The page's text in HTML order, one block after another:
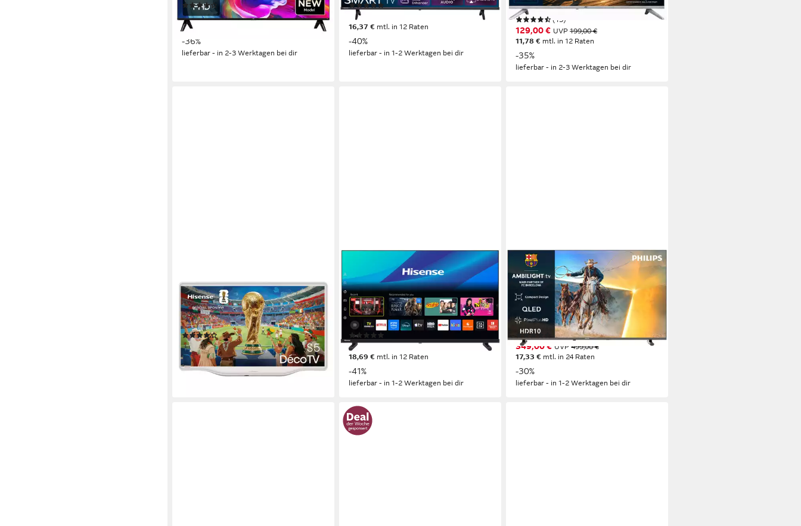
(5)
159,99 € UVP249,00 €
14,61 €
-36%
lieferbar - in 2-3 Werktagen bei dir
(2)
179,24 €
16,37 € mtl. in 12 Raten
-40%
lieferbar - in 1-2 Werktagen bei dir
Produktdatenblatt
(13)
129,00 € UVP199,00 €
11,78 € mtl. in 12 Raten
-35%
lieferbar - in 2-3 Werktagen bei dir
80 cm/32 Zoll Diagonale
QLED Bildschirmtechnologie
Full HD Auflösung
Produktdatenblatt
(1)
302,28 € UVP399,00 €
15,01 €mtl. in 24 Raten
-24%
32A5DS QLED-Fernseher
80 cm/32 Zoll Diagonale
QLED Bildschirmtechnologie
Full HD Auflösung
Produktdatenblatt
204,68 €
349,00 €
18,69 € mtl. in 12 Raten
-41%
lieferbar - in 1-2 Werktagen bei dir
PHILIPS
32PQS6901/12 QLED-Fernseher
80 cm/32 Zoll Diagonale
QLED Bildschirmtechnologie
Full HD
Auflösung
Produktdatenblatt
(2)
349,00 € UVP499,00 €
17,33 € mtl. in 24 Raten
-30%
lieferbar - in 1-2 Werktagen bei dir